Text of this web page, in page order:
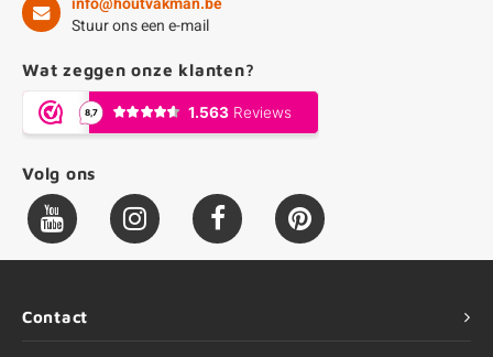
Stuur ons een e-mail
Wat zeggen onze klanten?
Volg ons
Contact